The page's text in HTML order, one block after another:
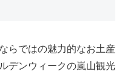
らではの魅力的なお土産
デンウィークの嵐山観光